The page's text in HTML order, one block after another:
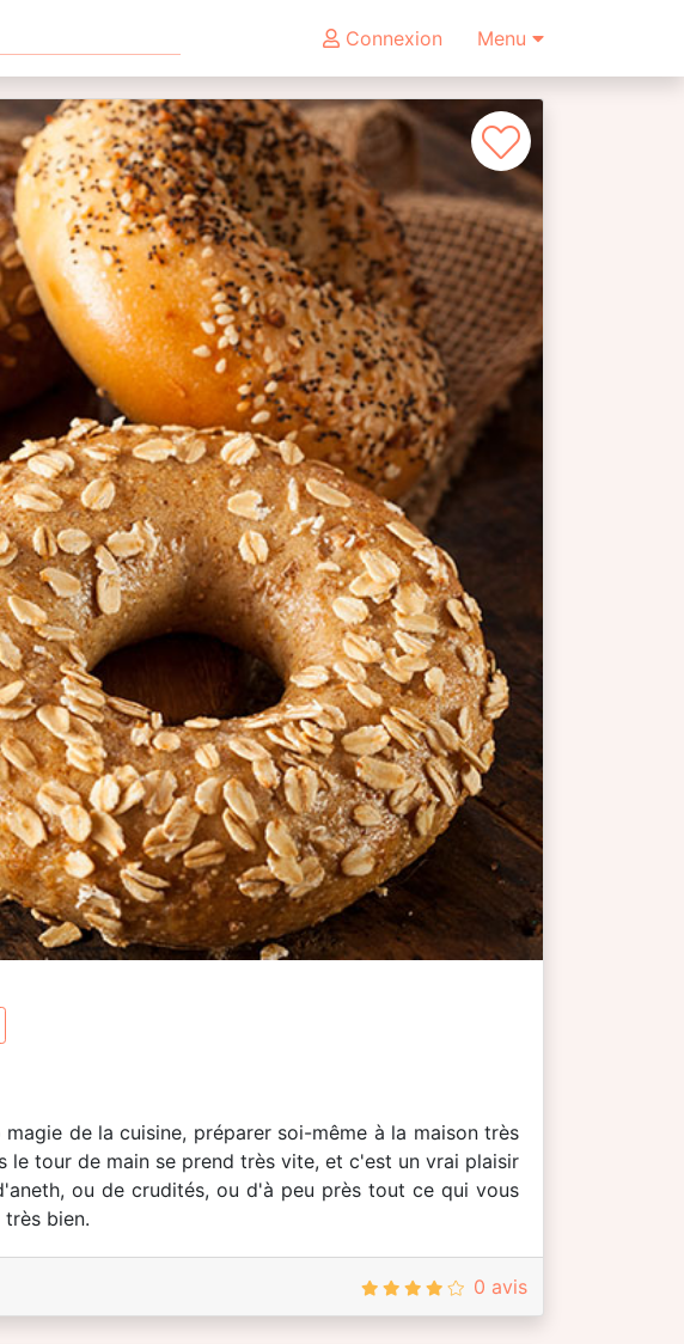
Connexion Menu
de la cuisine, préparer soi-même à la maison très
tour de main se prend très vite, et c'est un vrai plaisir
ou de crudités, ou d'à peu près tout ce qui vous
bien.
0 avis